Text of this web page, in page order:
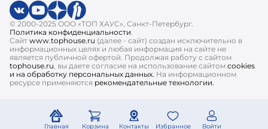
© 2000-2025 ООО «ТОП ХАУС», Санкт-Петербург.
Политика конфиденциальности
Сайт www.tophouse.ru (далее - сайт) создан исключительно в
информационных целях и любая информация на сайте не
является публичной офертой. Продолжая работу с сайтом
tophouse.ru , вы даете согласие на использование сайтом cookies
и на обработку персональных данных. На информационном
ресурсе применяются рекомендательные технологии.
Главная Корзина Контакты Избранное Войти